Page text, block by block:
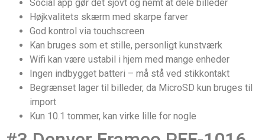
Social app gør det sjovt og nemt at dele billeder
Højkvalitets skærm med skarpe farver
God kontrol via touchscreen
Kan bruges som et stille, personligt kunstværk
Wifi kan være ustabil i hjem med mange enheder
Ingen indbygget batteri – må stå ved stikkontakt
Begrænset lager til billeder, da MicroSD kun bruges til
import
Kun 10.1 tommer, kan virke lille for nogle